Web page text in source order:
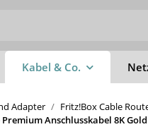
Kabel & Co.
Adapter
Fritz!Box Cable
Anschlusskabel 8K